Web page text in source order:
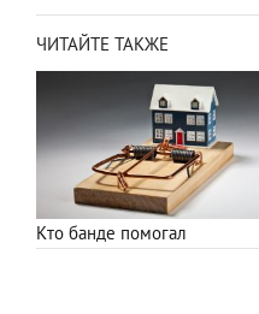
ЧИТАЙТЕ ТАКЖЕ
Кто банде помогал